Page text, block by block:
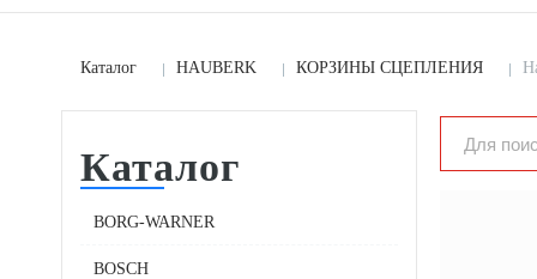
Каталог HAUBERK КОРЗИНЫ СЦЕПЛЕНИЯ
Каталог
BORG-WARNER
BOSCH